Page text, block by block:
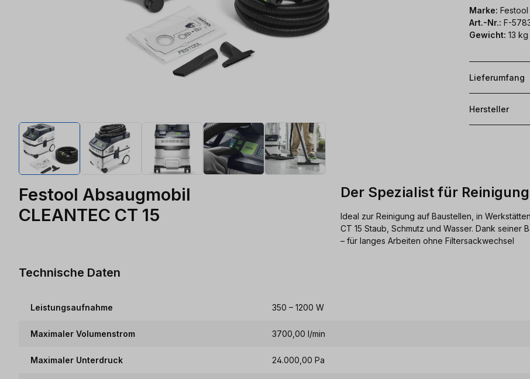
Marke: Festool
Art.-Nr.: F-
Gewicht: 13 kg
Lieferumfang
Hersteller
Festool Absaugmobil
CLEANTEC CT 15
Der Spezialist für
Ideal zur Reinigung auf Baustellen, in
CT 15 Staub, Schmutz und Wasser. Dank seiner
– für langes Arbeiten ohne Filtersackwechsel
Technische Daten
Leistungsaufnahme 350 – 1200 W
Maximaler Volumenstrom 3700,00 l/min
Maximaler Unterdruck 24.000,00 Pa